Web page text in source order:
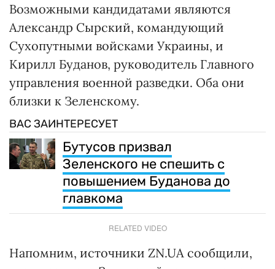
Возможными кандидатами являются
Александр Сырский, командующий
Сухопутными войсками Украины, и
Кирилл Буданов, руководитель Главного
управления военной разведки. Оба они
близки к Зеленскому.
ВАС ЗАИНТЕРЕСУЕТ
Бутусов призвал
Зеленского не спешить с
повышением Буданова до
главкома
RELATED VIDEO
Напомним, источники ZN.UA сообщили,